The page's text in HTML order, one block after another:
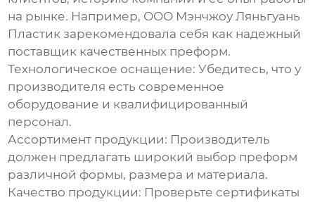
на рынке. Например, ООО Мэнчжоу Ляньгуань
Пластик зарекомендовала себя как надежный
поставщик качественных преформ.
Технологическое оснащение: Убедитесь, что у
производителя есть современное
оборудование и квалифицированный
персонал.
Ассортимент продукции: Производитель
должен предлагать широкий выбор преформ
различной формы, размера и материала.
Качество продукции: Проверьте сертификаты